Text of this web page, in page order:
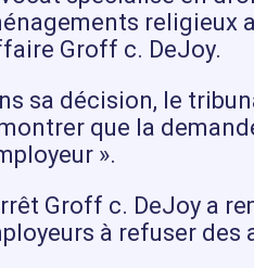
religieux
Groff c. DeJoy.
sa décision, le
que la
».
Groff c. DeJoy a
à refuser